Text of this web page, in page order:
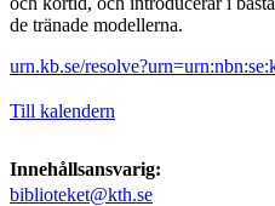
de tränade modellerna.
urn.kb.se/
Till kalendern
Innehållsansvarig:
biblioteket@kth.se